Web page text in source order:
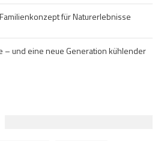
für Naturerlebnisse
– und eine neue Generation kühlender